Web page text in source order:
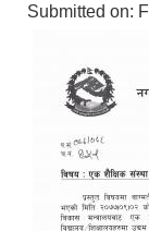
Submitted on: